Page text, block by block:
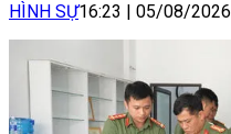
HÌNH SỰ16:23 05/08/2026